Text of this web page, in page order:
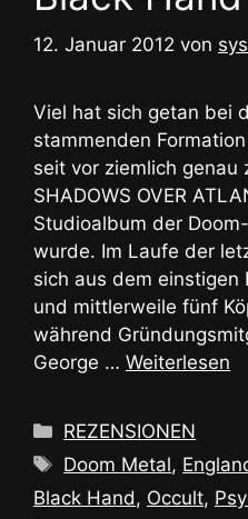
12. Januar 2012 von
Viel hat sich getan bei
stammenden Formation
seit vor ziemlich genau
SHADOWS OVER
Studioalbum der
wurde. Im Laufe der
sich aus dem einstigen
und mittlerweile fünf
während
George … Weiterlesen
Kategorien
REZENSIONEN
Schlagwörter
Doom Metal,
Black Hand, Occult,